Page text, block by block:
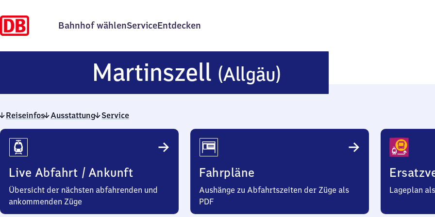
Bahnhof wählenServiceEntdecken
Martinszell (Allgäu)
(Allgäu)
Reiseinfos Ausstattung Service
Reiseinfos
Live Abfahrt / Ankunft
Übersicht der nächsten abfahrenden und
ankommenden Züge
Fahrpläne
Aushänge zu Abfahrtszeiten der Züge als
PDF
Lageplan